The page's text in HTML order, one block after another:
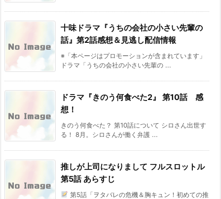
十味ドラマ『うちの会社の小さい先輩の
話』第2話感想＆見逃し配信情報
※「本ページはプロモーションが含まれています」
ドラマ「うちの会社の小さい先輩の ...
ドラマ『きのう何食べた2』 第10話 感
想！
きのう何食べた？ 第10話について シロさん出世す
る！ 8月。シロさんが働く弁護 ...
推しが上司になりまして フルスロットル
第5話 あらすじ
第5話「ヲタバレの危機＆胸キュン！初めての推